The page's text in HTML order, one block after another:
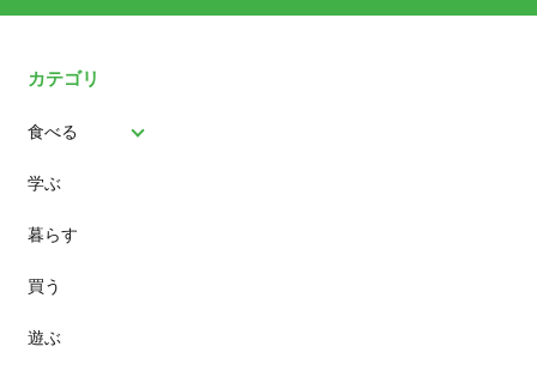
カテゴリ
食べる
パン
スイーツ
ランチ
カフェ
学ぶ
暮らす
買う
遊ぶ